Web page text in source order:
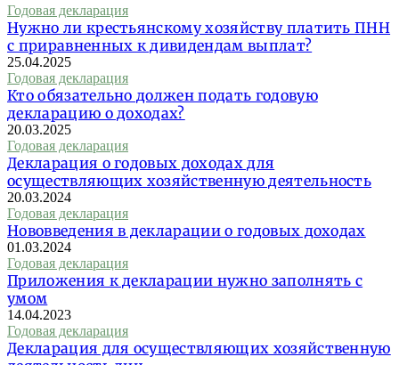
Годовая декларация
Нужно ли крестьянскому хозяйству платить ПНН
с приравненных к дивидендам выплат?
25.04.2025
Годовая декларация
Кто обязательно должен подать годовую
декларацию о доходах?
20.03.2025
Годовая декларация
Декларация о годовых доходах для
осуществляющих хозяйственную деятельность
20.03.2024
Годовая декларация
Нововведения в декларации о годовых доходах
01.03.2024
Годовая декларация
Приложения к декларации нужно заполнять с
умом
14.04.2023
Годовая декларация
Декларация для осуществляющих хозяйственную